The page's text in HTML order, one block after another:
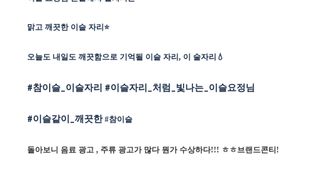
맑고 깨끗한 이슬 자리⭐
오늘도 내일도 깨끗함으로 기억될 이슬 자리, 이 술자리💧
#참이슬_이슬자리 #이슬자리_처럼_빛나는_이슬요정님
#이슬같이_깨끗한 #참이슬
돌아보니 음료 광고 , 주류 광고가 많다 뭔가 수상하다!!! ㅎㅎ브랜드콘티!